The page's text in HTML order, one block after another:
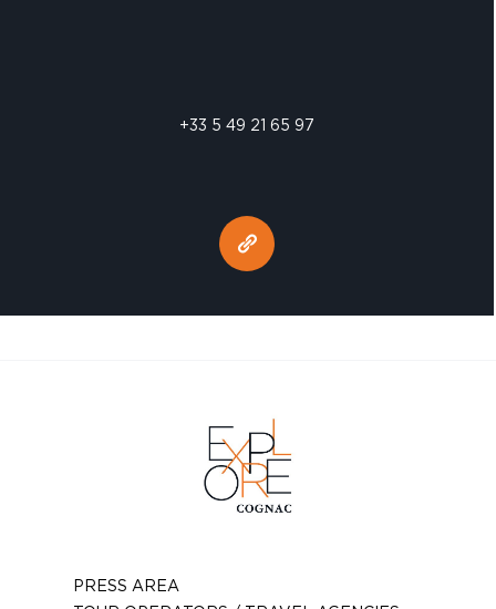
+33 5 49 21 65 97
PRESS AREA